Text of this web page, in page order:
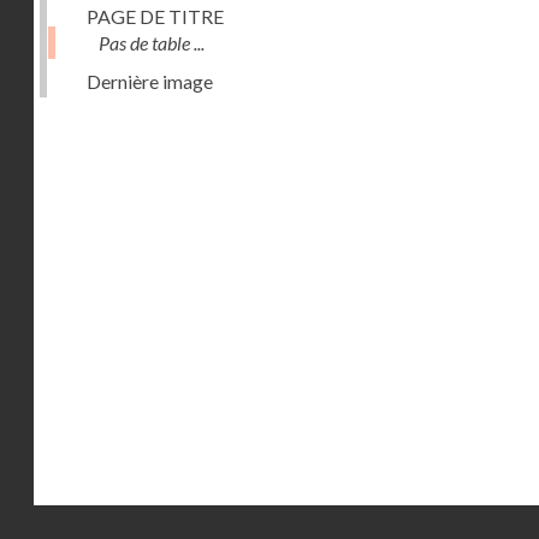
PAGE DE TITRE
Pas de table ...
Dernière image